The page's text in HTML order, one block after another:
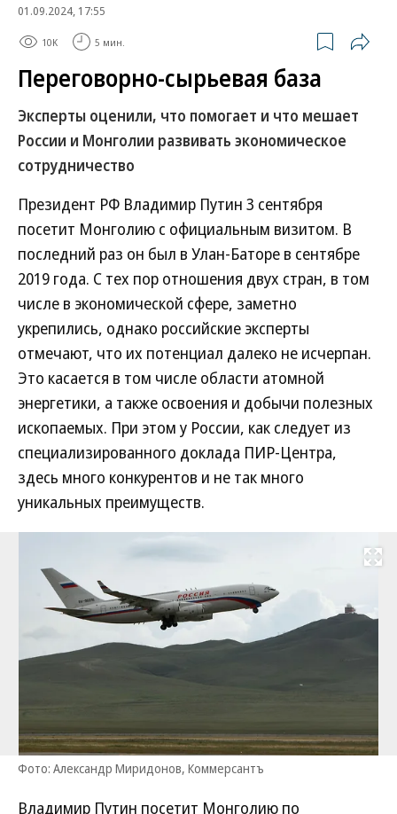
01.09.2024, 17:55
10K 5 мин.
Переговорно-сырьевая база
Эксперты оценили, что помогает и что мешает
России и Монголии развивать экономическое
сотрудничество
Президент РФ Владимир Путин 3 сентября
посетит Монголию с официальным визитом. В
последний раз он был в Улан-Баторе в сентябре
2019 года. С тех пор отношения двух стран, в том
числе в экономической сфере, заметно
укрепились, однако российские эксперты
отмечают, что их потенциал далеко не исчерпан.
Это касается в том числе области атомной
энергетики, а также освоения и добычи полезных
ископаемых. При этом у России, как следует из
специализированного доклада ПИР-Центра,
здесь много конкурентов и не так много
уникальных преимуществ.
Развернуть
Фото: Александр Миридонов, Коммерсантъ
Владимир Путин посетит Монголию по